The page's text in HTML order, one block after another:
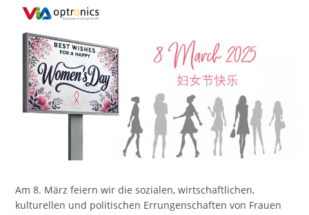
Am 8. März feiern wir die sozialen, wirtschaftlichen,
kulturellen und politischen Errungenschaften von Frauen